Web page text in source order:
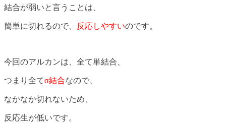
結合が弱いと言うことは、
簡単に切れるので、 反応しやすいのです。
今回のアルカンは、全て単結合、
つまり全てσ結合なので、
なかなか切れないため、
反応生が低いです。